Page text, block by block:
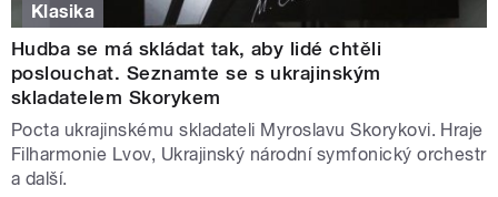
Klasika
Hudba se má skládat tak, aby lidé chtěli
poslouchat. Seznamte se s ukrajinským
skladatelem Skorykem
Pocta ukrajinskému skladateli Myroslavu Skorykovi. Hraje
Filharmonie Lvov, Ukrajinský národní symfonický orchestr
a další.